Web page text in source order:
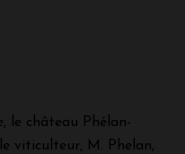
le château Phélan-
viticulteur, M. Phelan,